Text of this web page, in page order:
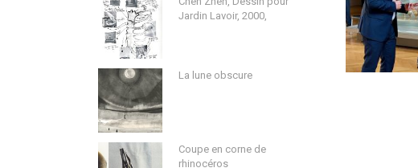
Jardin Lavoir, 2000,
La lune obscure
Coupe en corne de
rhinocéros